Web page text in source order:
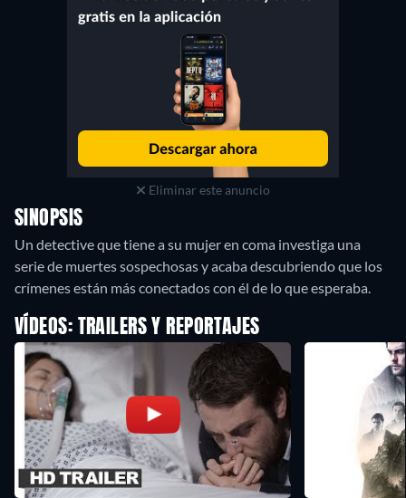
Eliminar este anuncio
SINOPSIS
Un detective que tiene a su mujer en coma investiga una
serie de muertes sospechosas y acaba descubriendo que los
crímenes están más conectados con él de lo que esperaba.
VÍDEOS: TRAILERS Y REPORTAJES